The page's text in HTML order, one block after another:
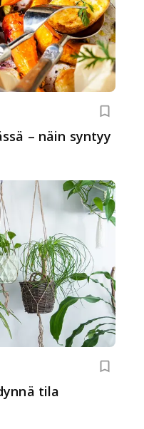
– näin syntyy
tila